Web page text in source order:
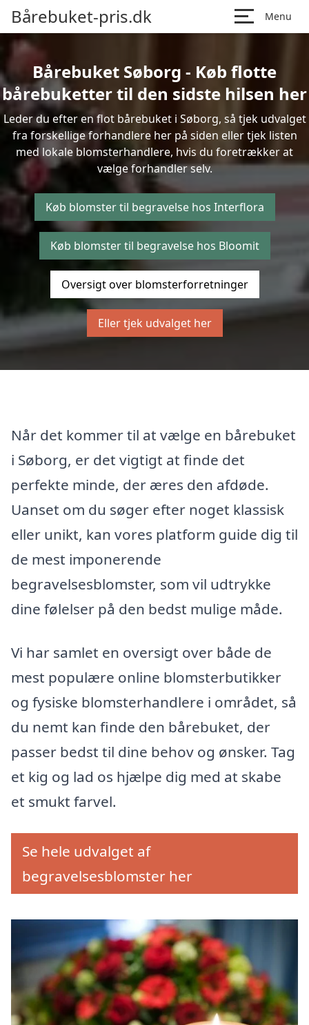
Bårebuket-pris.dk Menu
Bårebuket Søborg - Køb flotte
bårebuketter til den sidste hilsen her
Leder du efter en flot bårebuket i Søborg, så tjek udvalget
fra forskellige forhandlere her på siden eller tjek listen
med lokale blomsterhandlere, hvis du foretrækker at
vælge forhandler selv.
Køb blomster til begravelse hos Interflora
Køb blomster til begravelse hos Bloomit
Oversigt over blomsterforretninger
Eller tjek udvalget her
Når det kommer til at vælge en bårebuket
i Søborg, er det vigtigt at finde det
perfekte minde, der æres den afdøde.
Uanset om du søger efter noget klassisk
eller unikt, kan vores platform guide dig til
de mest imponerende
begravelsesblomster, som vil udtrykke
dine følelser på den bedst mulige måde.
Vi har samlet en oversigt over både de
mest populære online blomsterbutikker
og fysiske blomsterhandlere i området, så
du nemt kan finde den bårebuket, der
passer bedst til dine behov og ønsker. Tag
et kig og lad os hjælpe dig med at skabe
et smukt farvel.
Se hele udvalget af
begravelsesblomster her